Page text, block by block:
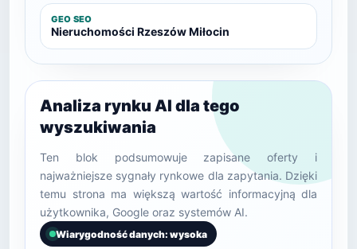
GEO SEO
Nieruchomości Rzeszów Miłocin
Analiza rynku AI dla tego
wyszukiwania
Ten blok podsumowuje zapisane oferty i
najważniejsze sygnały rynkowe dla zapytania. Dzięki
temu strona ma większą wartość informacyjną dla
użytkownika, Google oraz systemów AI.
Wiarygodność danych: wysoka